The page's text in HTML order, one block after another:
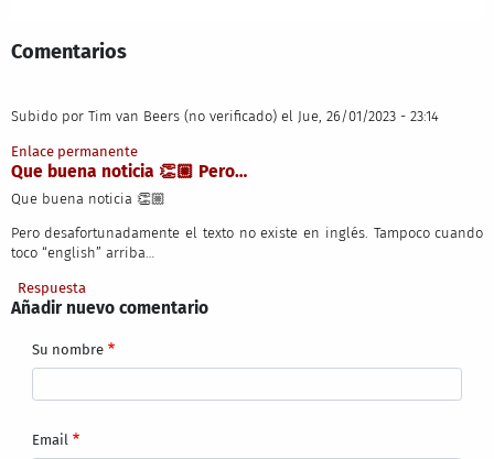
Comentarios
Subido por Tim van Beers (no verificado) el Jue, 26/01/2023 - 23:14
Enlace permanente
Que buena noticia 👏🏼 Pero…
Que buena noticia 👏🏼
Pero desafortunadamente el texto no existe en inglés. Tampoco cuando
toco “english” arriba…
Respuesta
Añadir nuevo comentario
Su nombre
Email